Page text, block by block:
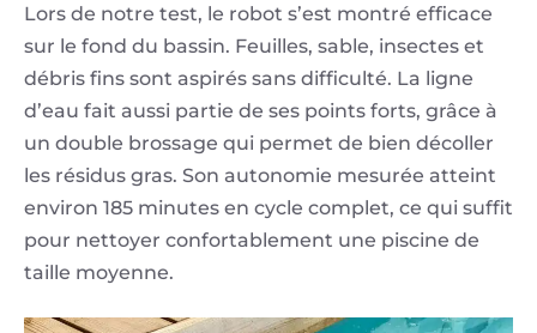
Lors de notre test, le robot s’est montré efficace
sur le fond du bassin. Feuilles, sable, insectes et
débris fins sont aspirés sans difficulté. La ligne
d’eau fait aussi partie de ses points forts, grâce à
un double brossage qui permet de bien décoller
les résidus gras. Son autonomie mesurée atteint
environ 185 minutes en cycle complet, ce qui suffit
pour nettoyer confortablement une piscine de
taille moyenne.